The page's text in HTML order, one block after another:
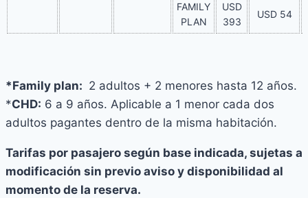
FAMILY
PLAN
USD
393
USD 54
*Family plan: 2 adultos + 2 menores hasta 12 años.
*CHD: 6 a 9 años. Aplicable a 1 menor cada dos
adultos pagantes dentro de la misma habitación.
Tarifas por pasajero según base indicada, sujetas a
modificación sin previo aviso y disponibilidad al
momento de la reserva.